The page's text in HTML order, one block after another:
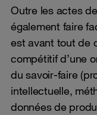
Outre les actes
également faire
est avant tout de
compétitif d’une
du savoir-faire
intellectuelle,
données de